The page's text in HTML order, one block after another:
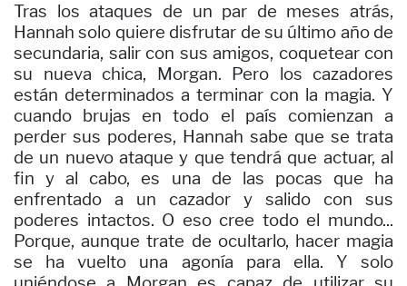
Tras los ataques de un par de meses atrás,
Hannah solo quiere disfrutar de su último año de
secundaria, salir con sus amigos, coquetear con
su nueva chica, Morgan. Pero los cazadores
están determinados a terminar con la magia. Y
cuando brujas en todo el país comienzan a
perder sus poderes, Hannah sabe que se trata
de un nuevo ataque y que tendrá que actuar, al
fin y al cabo, es una de las pocas que ha
enfrentado a un cazador y salido con sus
poderes intactos. O eso cree todo el mundo...
Porque, aunque trate de ocultarlo, hacer magia
se ha vuelto una agonía para ella. Y solo